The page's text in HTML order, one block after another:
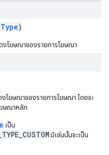
)
งโฆษณาของรายการโฆษณา
โฆษณาของรายการโฆษณา โดยจะ
ฆษณาหลัก
เป็น
มิเช่นนั้นจะเป็น